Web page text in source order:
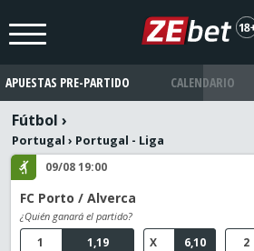
APUESTAS PRE-PARTIDO CALENDARIO
Fútbol ›
Portugal › Portugal - Liga
09/08 19:00
FC Porto / Alverca
¿Quién ganará el partido?
1,19
1 6,10
X 2